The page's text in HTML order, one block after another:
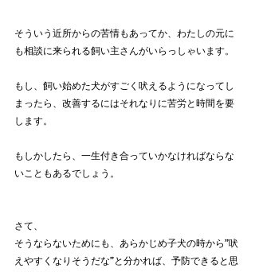
そういう近所からの苦情もあってか、わたしの元に
も相談に来られる飼い主さんがいらっしゃいます。
もし、飼い始めた犬がすごく吠えるようになってし
まったら、改善するにはそれなりに苦労と時間を要
します。
もしかしたら、一生付き合っていかなければならな
いこともあるでしょう。
さて、
そうならないためにも、あらかじめ子犬の時から”吠
えやすくなりそうだな”と分かれば、予防できると思